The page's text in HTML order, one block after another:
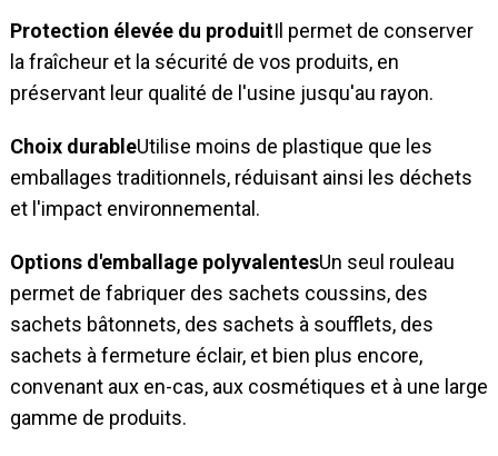
Protection élevée du produitIl permet de conserver
la fraîcheur et la sécurité de vos produits, en
préservant leur qualité de l'usine jusqu'au rayon.
Choix durableUtilise moins de plastique que les
emballages traditionnels, réduisant ainsi les déchets
et l'impact environnemental.
Options d'emballage polyvalentesUn seul rouleau
permet de fabriquer des sachets coussins, des
sachets bâtonnets, des sachets à soufflets, des
sachets à fermeture éclair, et bien plus encore,
convenant aux en-cas, aux cosmétiques et à une large
gamme de produits.